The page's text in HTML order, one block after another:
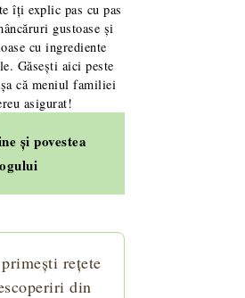
îți explic pas cu pas
gustoase și
cu ingrediente
Găsești aici peste
că meniul familiei
asigurat!
și povestea
rețete
din